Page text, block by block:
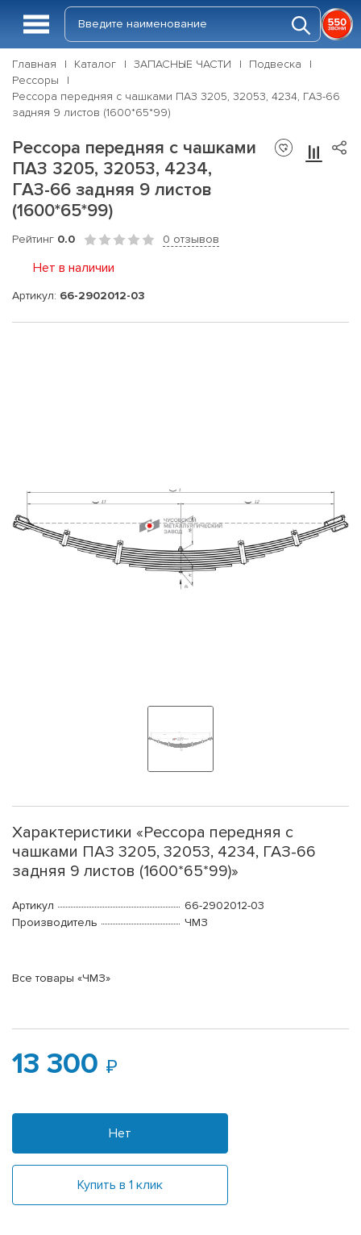
Главная Каталог ЗАПАСНЫЕ ЧАСТИ
Подвеска
Рессоры
Рессора передняя с чашками ПАЗ 3205, 32053, 4234, ГАЗ-66
задняя 9 листов (1600*65*99)
Рессора передняя с чашками
ПАЗ 3205, 32053, 4234,
ГАЗ-66 задняя 9 листов
(1600*65*99)
Рейтинг 0.0 0 отзывов
Нет в наличии
Артикул: 66-2902012-03
Характеристики «Рессора передняя с
чашками ПАЗ 3205, 32053, 4234, ГАЗ-66
задняя 9 листов (1600*65*99)»
Артикул
66-2902012-03
Производитель
ЧМЗ
Все товары «ЧМЗ»
13 300
Нет
Купить в 1 клик